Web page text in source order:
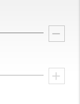
remove
add